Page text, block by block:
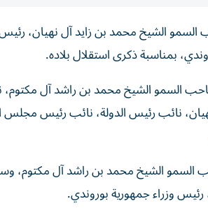
الشيخ محمد بن زايد آل نهيان، رئيس
بمناسبة ذكرى استقلال بلاده.
السمو الشيخ محمد بن راشد آل مكتوم،
نائب رئيس الدولة، نائب رئيس مجلس
الشيخ محمد بن راشد آل مكتوم، وسمو
رئيس وزراء جمهورية بوروندي.